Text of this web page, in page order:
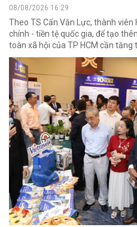
08/08/2026 16:29
Theo TS Cấn Văn Lực, thành
chính - tiền tệ quốc gia, để tạo
toàn xã hội của TP HCM cần tăng